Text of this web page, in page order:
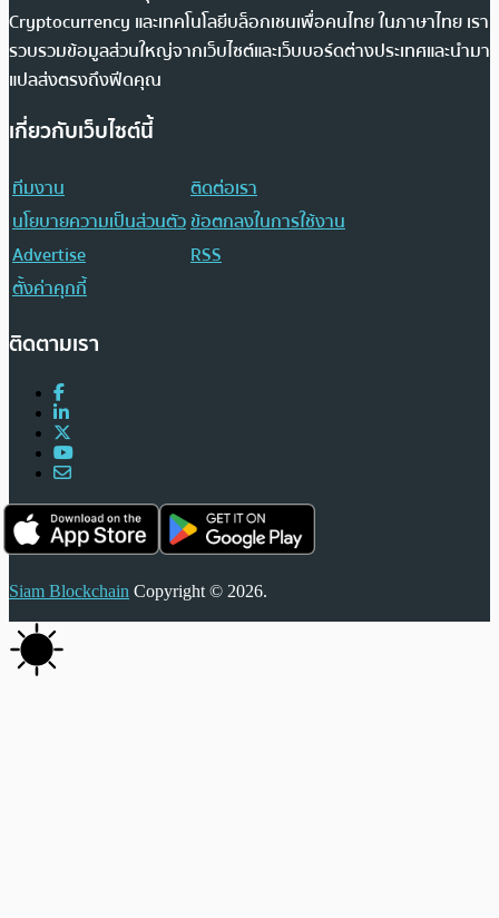
Cryptocurrency และเทคโนโลยีบล็อกเชนเพื่อคนไทย ในภาษาไทย เรา
รวบรวมข้อมูลส่วนใหญ่จากเว็บไซต์และเว็บบอร์ดต่างประเทศและนำมา
แปลส่งตรงถึงฟีดคุณ
เกี่ยวกับเว็บไซต์นี้
ทีมงาน
ติดต่อเรา
นโยบายความเป็นส่วนตัวข้อตกลงในการใช้งาน
Advertise
RSS
ตั้งค่าคุกกี้
ติดตามเรา
Siam Blockchain Copyright © 2026.